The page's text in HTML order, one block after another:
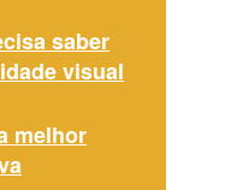
saber
visual
melhor